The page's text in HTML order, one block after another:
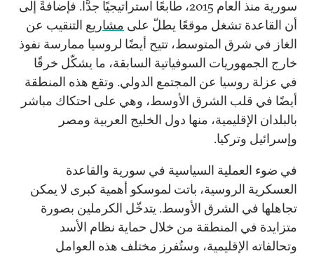
سورية منذ العام 2015، طابعًا استراتيجيًا جدًّا. فإضافةً إلى
أن القاعدة تشغل موقعًا يطلّ على مشاريع التنقيب عن
الغاز في شرق المتوسط، تتيح أيضًا لروسيا ممارسة نفوذ
خارج الجمهوريات السوفياتية السابقة، ما يشكّل خرقًا
في عزلة روسيا عن المجتمع الدولي. وتقع هذه المنطقة
أيضًا في قلب الشرق الأوسط، وهي على احتكاك مباشر
بالبلدان الإقليمية، منها دول الخليج العربية ومصر
وإسرائيل وتركيا.
في ضوء العملية السياسية في سورية والقاعدة
العسكرية الروسية، باتت لموسكو أهمية كبرى لا يمكن
تجاهلها في الشرق الأوسط. يتدخّل الكرملين بصورة
متزايدة في المنطقة من خلال حماية نظام الأسد
وتحالفاته الإقليمية، وستُفرز مختلف هذه العوامل